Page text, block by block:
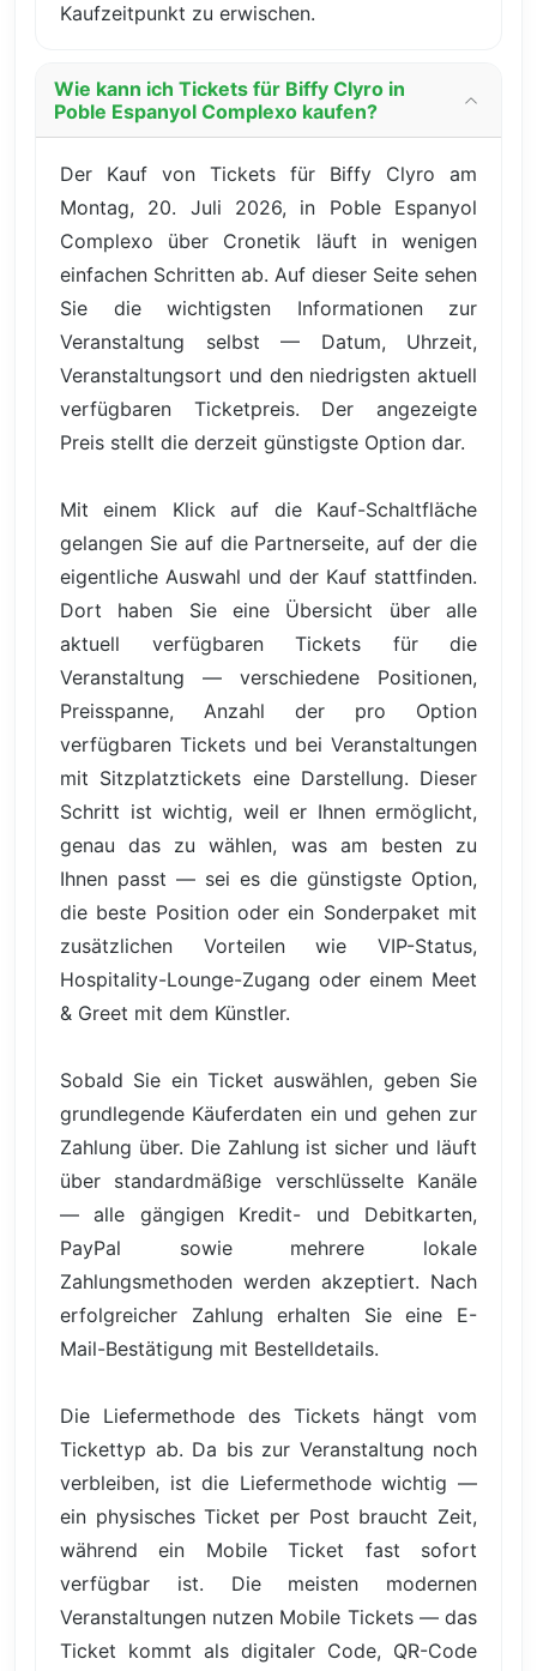
Kaufzeitpunkt zu erwischen.
Wie kann ich Tickets für Biffy Clyro in
Poble Espanyol Complexo kaufen?
Der Kauf von Tickets für Biffy Clyro am
Montag, 20. Juli 2026, in Poble Espanyol
Complexo über Cronetik läuft in wenigen
einfachen Schritten ab. Auf dieser Seite sehen
Sie die wichtigsten Informationen zur
Veranstaltung selbst — Datum, Uhrzeit,
Veranstaltungsort und den niedrigsten aktuell
verfügbaren Ticketpreis. Der angezeigte
Preis stellt die derzeit günstigste Option dar.
Mit einem Klick auf die Kauf-Schaltfläche
gelangen Sie auf die Partnerseite, auf der die
eigentliche Auswahl und der Kauf stattfinden.
Dort haben Sie eine Übersicht über alle
aktuell verfügbaren Tickets für die
Veranstaltung — verschiedene Positionen,
Preisspanne, Anzahl der pro Option
verfügbaren Tickets und bei Veranstaltungen
mit Sitzplatztickets eine Darstellung. Dieser
Schritt ist wichtig, weil er Ihnen ermöglicht,
genau das zu wählen, was am besten zu
Ihnen passt — sei es die günstigste Option,
die beste Position oder ein Sonderpaket mit
zusätzlichen Vorteilen wie VIP-Status,
Hospitality-Lounge-Zugang oder einem Meet
& Greet mit dem Künstler.
Sobald Sie ein Ticket auswählen, geben Sie
grundlegende Käuferdaten ein und gehen zur
Zahlung über. Die Zahlung ist sicher und läuft
über standardmäßige verschlüsselte Kanäle
— alle gängigen Kredit- und Debitkarten,
PayPal sowie mehrere lokale
Zahlungsmethoden werden akzeptiert. Nach
erfolgreicher Zahlung erhalten Sie eine E-
Mail-Bestätigung mit Bestelldetails.
Die Liefermethode des Tickets hängt vom
Tickettyp ab. Da bis zur Veranstaltung noch
verbleiben, ist die Liefermethode wichtig —
ein physisches Ticket per Post braucht Zeit,
während ein Mobile Ticket fast sofort
verfügbar ist. Die meisten modernen
Veranstaltungen nutzen Mobile Tickets — das
Ticket kommt als digitaler Code, QR-Code